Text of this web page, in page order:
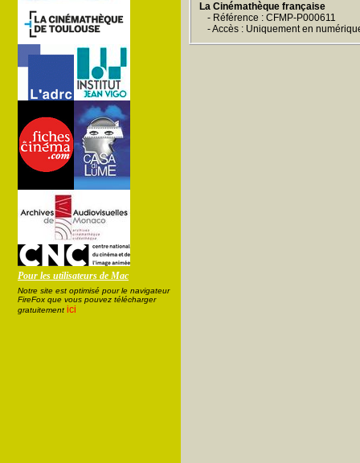
Pour les utilisateurs de Mac
Notre site est optimisé pour le navigateur
FireFox que vous pouvez télécharger
gratuitement ici
La Cinémathèque française
- Référence : CFMP-P000611
- Accès : Uniquement en